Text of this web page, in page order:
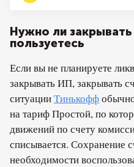
Нужно ли
пользуетесь
Если вы не планируете
закрывать ИП, закрывать
ситуацииТинькофф
на тариф Простой, по
движений по счету
списывается. Сохранение
необходимости